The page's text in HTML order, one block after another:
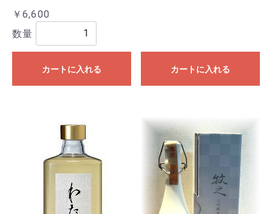
￥6,600
数量
カートに入れる カートに入れる